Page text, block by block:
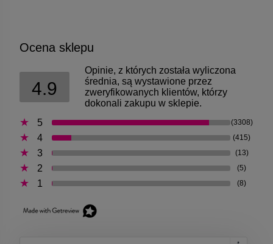
Ocena sklepu
4.9
Opinie, z których została wyliczona
średnia, są wystawione przez
zweryfikowanych klientów, którzy
dokonali zakupu w sklepie.
5
(3308)
4 (415)
3 (13)
2 (5)
1 (8)